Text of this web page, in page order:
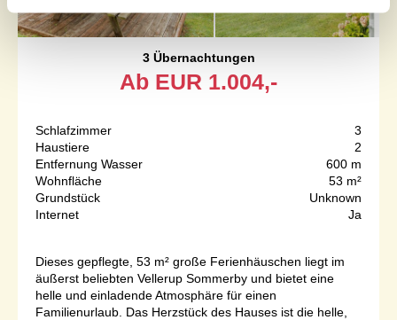
3 Übernachtungen
Ab EUR 1.004,-
Schlafzimmer
3
Haustiere
2
Entfernung Wasser
600 m
Wohnfläche
53 m²
Grundstück
Unknown
Internet
Ja
Dieses gepflegte, 53 m² große Ferienhäuschen liegt im
äußerst beliebten Vellerup Sommerby und bietet eine
helle und einladende Atmosphäre für einen
Familienurlaub. Das Herzstück des Hauses ist die helle,